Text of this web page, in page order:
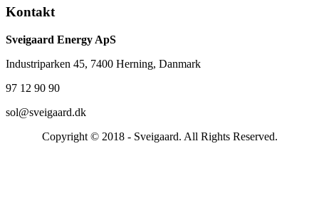
Kontakt
Sveigaard Energy ApS
Industriparken 45, 7400 Herning, Danmark
97 12 90 90
sol@sveigaard.dk
Copyright © 2018 - Sveigaard. All Rights Reserved.